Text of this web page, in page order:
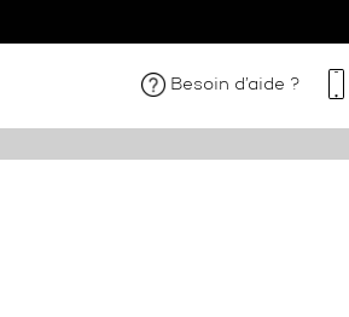
Besoin d’aide ?